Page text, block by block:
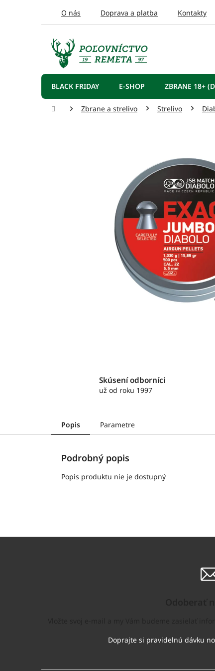
O nás Doprava a platba Kontakty
BLACK FRIDAY E-SHOP ZBRANE 18+
DomovZbrane a strelivo Strelivo
Skúsení odborníci
už od roku 1997
Popis Parametre
Podrobný popis
Popis produktu nie je dostupný